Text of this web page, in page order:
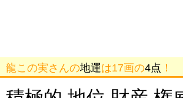
龍この実さんの地運は17画の4点 ！